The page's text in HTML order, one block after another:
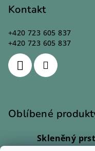
Kontakt
+420 723 605 837
+420 723 605 837
Oblíbené
Skleněný